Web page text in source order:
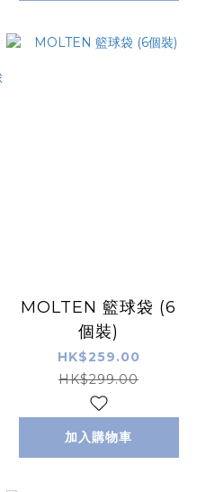
MOLTEN 籃球袋 (6
個裝)
HK$259.00
HK$299.00
加入購物車